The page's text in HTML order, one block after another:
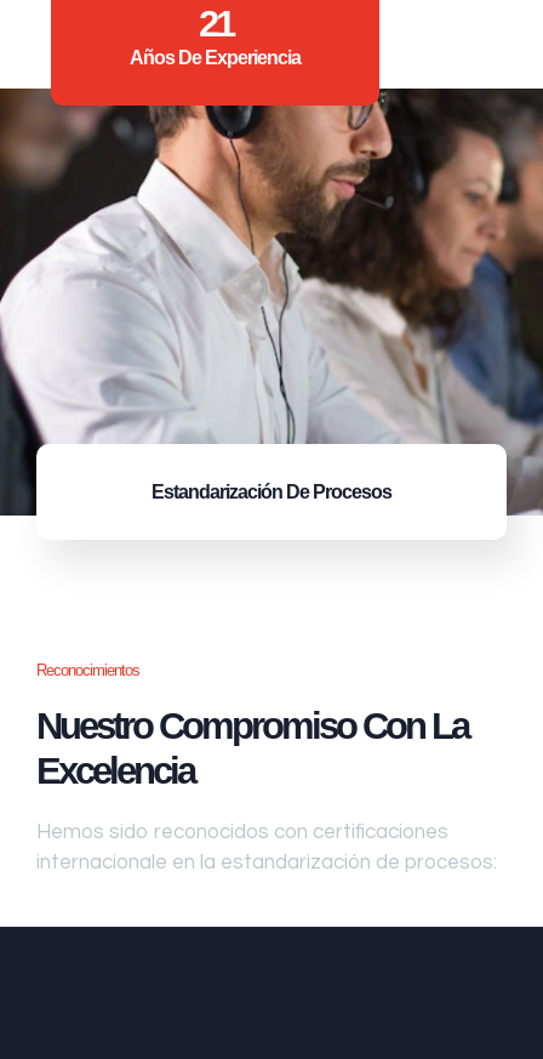
21
Años De Experiencia
Estandarización De Procesos
Reconocimientos
Nuestro Compromiso Con La
Excelencia
Hemos sido reconocidos con certificaciones
internacionale en la estandarización de procesos: